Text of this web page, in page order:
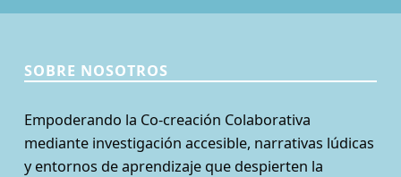
SOBRE NOSOTROS
Empoderando la Co-creación Colaborativa
mediante investigación accesible, narrativas lúdicas
y entornos de aprendizaje que despierten la